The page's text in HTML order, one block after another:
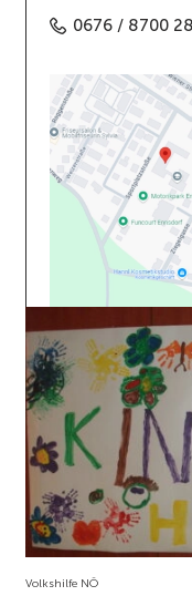
0676 / 8700
Volkshilfe NÖ